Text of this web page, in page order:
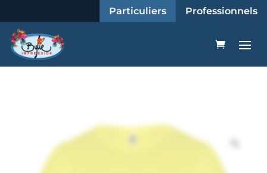
Professionnels
Particuliers